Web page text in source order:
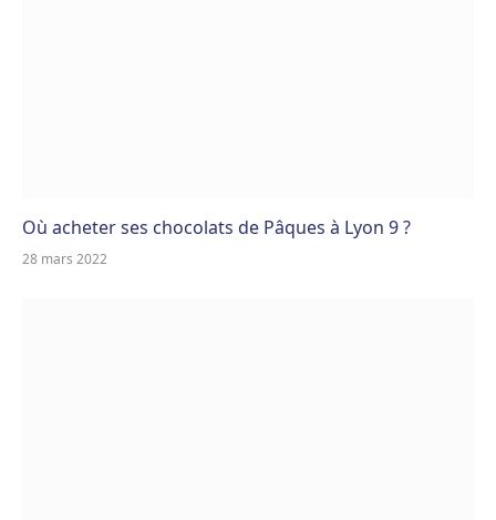
Où acheter ses chocolats de Pâques à Lyon 9 ?
28 mars 2022